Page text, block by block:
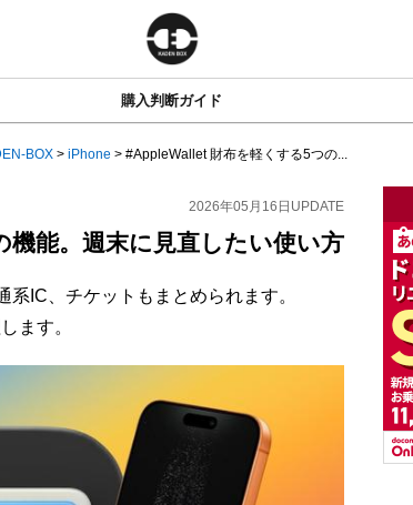
購入判断ガイド
BOX > iPhone > #AppleWallet 財布を軽くする5つの...
2026年05月16日 UPDATE
能。週末に見直したい使い方
IC、チケットもまとめられます。
ます。